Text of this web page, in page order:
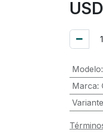
USD
Modelo:
Marca:
Variante